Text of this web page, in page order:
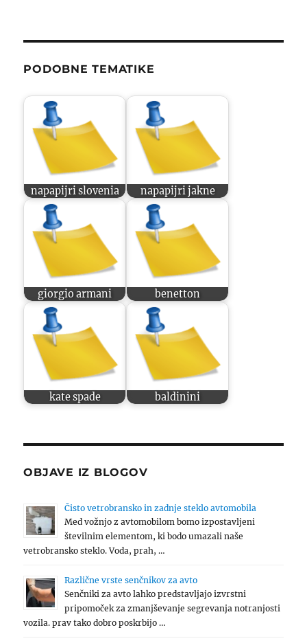
PODOBNE TEMATIKE
napapijri slovenia napapijri jakne
giorgio armani benetton
kate spade baldinini
OBJAVE IZ BLOGOV
Čisto vetrobransko in zadnje steklo avtomobila
Med vožnjo z avtomobilom bomo izpostavljeni
številnim elementom, ki bodo umazali naše
vetrobransko steklo. Voda, prah, …
Različne vrste senčnikov za avto
Senčniki za avto lahko predstavljajo izvrstni
pripomoček za zmanjševanje segrevanja notranjosti
vozila. prav tako dobro poskrbijo …